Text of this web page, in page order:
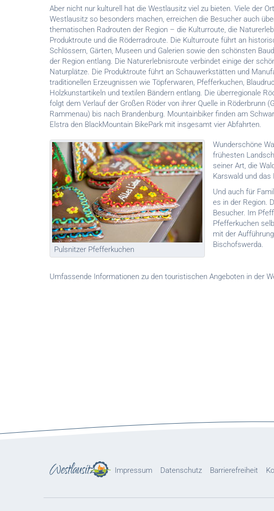
Aber nicht nur kulturell hat die Westlausitz viel zu bieten. Viele der
Westlausitz so besonders machen, erreichen die Besucher auch
thematischen Radrouten der Region – die Kulturroute, die
Produktroute und die Röderradroute. Die Kulturroute führt an
Schlössern, Gärten, Museen und Galerien sowie den schönsten
der Region entlang. Die Naturerlebnisroute verbindet einige der
Naturplätze. Die Produktroute führt an Schauwerkstätten und
traditionellen Erzeugnissen wie Töpferwaren, Pfefferkuchen,
Holzkunstartikeln und textilen Bändern entlang. Die überregionale
folgt dem Verlauf der Großen Röder von ihrer Quelle in Röderbrunn
Rammenau) bis nach Brandenburg. Mountainbiker finden am
Elstra den BlackMountain BikePark mit insgesamt vier Abfahrten.
Pulsnitzer Pfefferkuchen
Wunderschöne
frühesten
seiner Art, die
Karswald und das
Und auch für
es in der Region.
Besucher. Im
Pfefferkuchen
mit der
Bischofswerda.
Umfassende Informationen zu den touristischen Angeboten in der
Impressum Datenschutz Barrierefreiheit